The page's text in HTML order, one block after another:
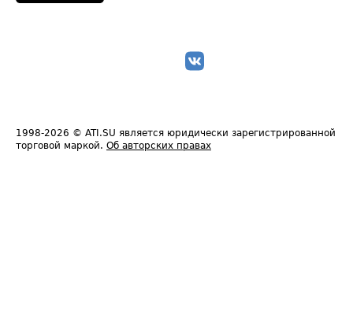
1998-2026 © ATI.SU является юридически зарегистрированной
торговой маркой. Об авторских правах